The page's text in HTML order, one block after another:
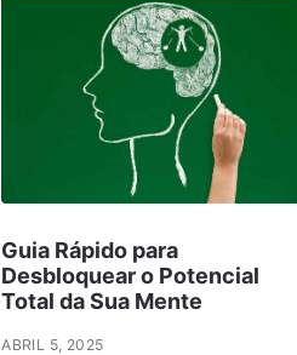
Guia Rápido para
Desbloquear o Potencial
Total da Sua Mente
ABRIL 5, 2025